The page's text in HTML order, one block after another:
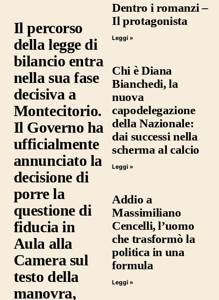
Il percorso
della legge di
bilancio entra
nella sua fase
decisiva a
Montecitorio.
Il Governo ha
ufficialmente
annunciato la
decisione di
porre la
questione di
fiducia in
Aula alla
Camera sul
testo della
manovra,
Dentro i romanzi –
Il protagonista
Leggi »
Chi è Diana
Bianchedi, la
nuova
capodelegazione
della Nazionale:
dai successi nella
scherma al calcio
Leggi »
Addio a
Massimiliano
Cencelli, l’uomo
che trasformò la
politica in una
formula
Leggi »